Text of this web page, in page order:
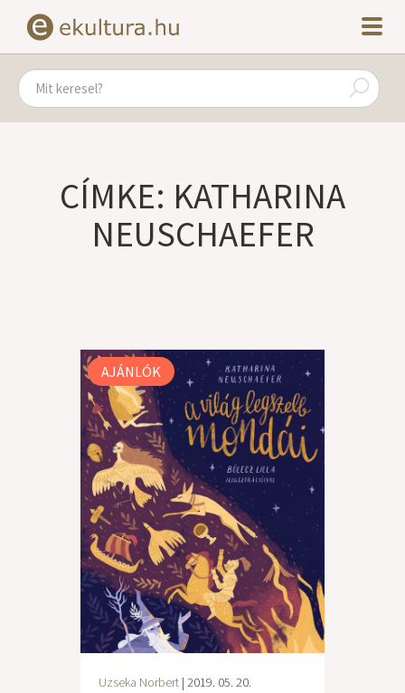
CÍMKE: KATHARINA
NEUSCHAEFER
AJÁNLÓK
Uzseka Norbert | 2019. 05. 20.